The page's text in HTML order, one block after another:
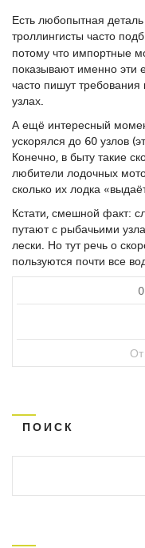
Есть любопытная
троллингисты часто
потому что импортные
показывают именно эти
часто пишут требования
узлах.
А ещё интересный
ускорялся до 60 узлов
Конечно, в быту такие
любители лодочных
сколько их лодка
Кстати, смешной факт:
путают с рыбачьими
лески. Но тут речь о
пользуются почти все
0
От
ПОИСК